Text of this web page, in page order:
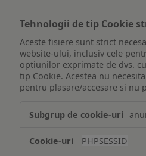
Tehnologii de tip Cookie
Aceste fisiere sunt strict
website-ului, inclusiv cele
optiunilor exprimate de dvs.
tip Cookie. Acestea nu
pentru plasare/accesare si nu
de
Cookie
PHPSESSID